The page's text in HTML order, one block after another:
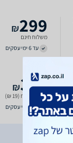
299
₪
משלוח חינם
עד 6 ימי עסקים
318
₪
כולל משלוח (19 ₪)
עד 7 ימי עסקים